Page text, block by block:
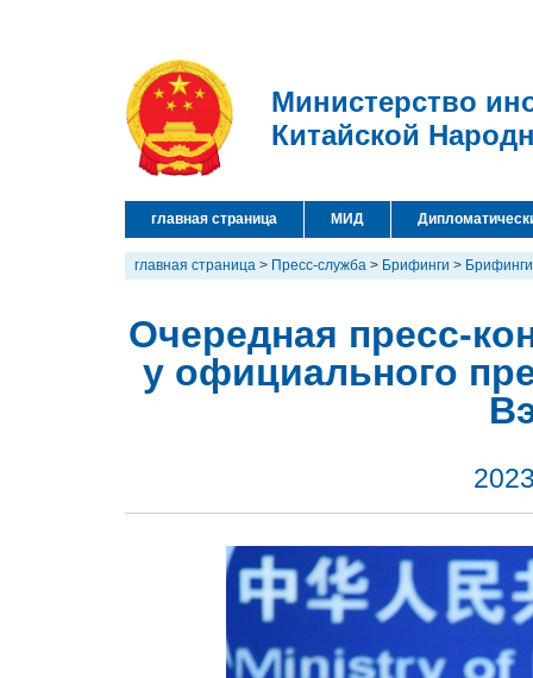
Министерство
Китайской
главная страница МИД
главная страница > Пресс-служба > Брифинги > Брифинги
Очередная пресс-
у официального